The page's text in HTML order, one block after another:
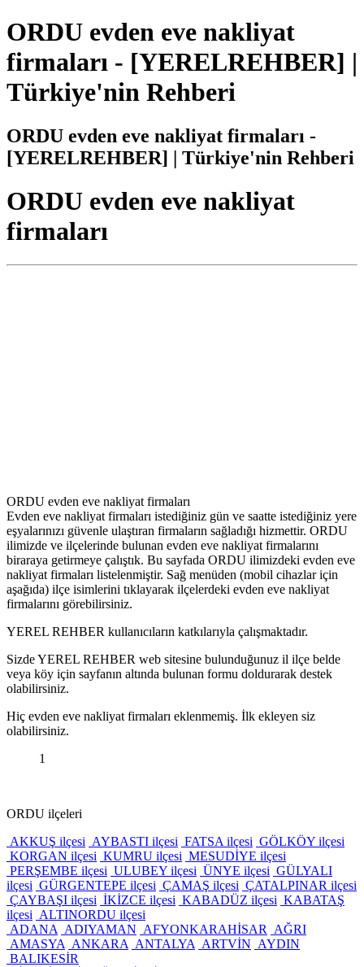
ORDU evden eve nakliyat
firmaları - [YERELREHBER] |
Türkiye'nin Rehberi
ORDU evden eve nakliyat firmaları -
[YERELREHBER] | Türkiye'nin Rehberi
ORDU evden eve nakliyat
firmaları
ORDU evden eve nakliyat firmaları
Evden eve nakliyat firmaları istediğiniz gün ve saatte istediğiniz yere
eşyalarınızı güvenle ulaştıran firmaların sağladığı hizmettir. ORDU
ilimizde ve ilçelerinde bulunan evden eve nakliyat firmalarını
biraraya getirmeye çalıştık. Bu sayfada ORDU ilimizdeki evden eve
nakliyat firmaları listelenmiştir. Sağ menüden (mobil cihazlar için
aşağıda) ilçe isimlerini tıklayarak ilçelerdeki evden eve nakliyat
firmalarını görebilirsiniz.
YEREL REHBER kullanıcıların katkılarıyla çalışmaktadır.
Sizde YEREL REHBER web sitesine bulunduğunuz il ilçe belde
veya köy için sayfanın altında bulunan formu doldurarak destek
olabilirsiniz.
Hiç evden eve nakliyat firmaları eklenmemiş. İlk ekleyen siz
olabilirsiniz.
1
ORDU ilçeleri
AKKUŞ ilçesi AYBASTI ilçesi FATSA ilçesi GÖLKÖY ilçesi
KORGAN ilçesi KUMRU ilçesi MESUDİYE ilçesi
PERŞEMBE ilçesi ULUBEY ilçesi ÜNYE ilçesi GÜLYALI
ilçesi GÜRGENTEPE ilçesi ÇAMAŞ ilçesi ÇATALPINAR ilçesi
ÇAYBAŞI ilçesi İKİZCE ilçesi KABADÜZ ilçesi KABATAŞ
ilçesi ALTINORDU ilçesi
ADANA ADIYAMAN AFYONKARAHİSAR
AĞRI
AMASYA ANKARA ANTALYA ARTVİN AYDIN
BALIKESİR